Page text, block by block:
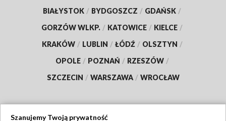
BIAŁYSTOK / BYDGOSZCZ / GDAŃSK /
GORZÓW WLKP. / KATOWICE / KIELCE /
KRAKÓW / LUBLIN / ŁÓDŹ / OLSZTYN /
OPOLE / POZNAŃ / RZESZÓW /
SZCZECIN / WARSZAWA / WROCŁAW
Szanujemy Twoją prywatność